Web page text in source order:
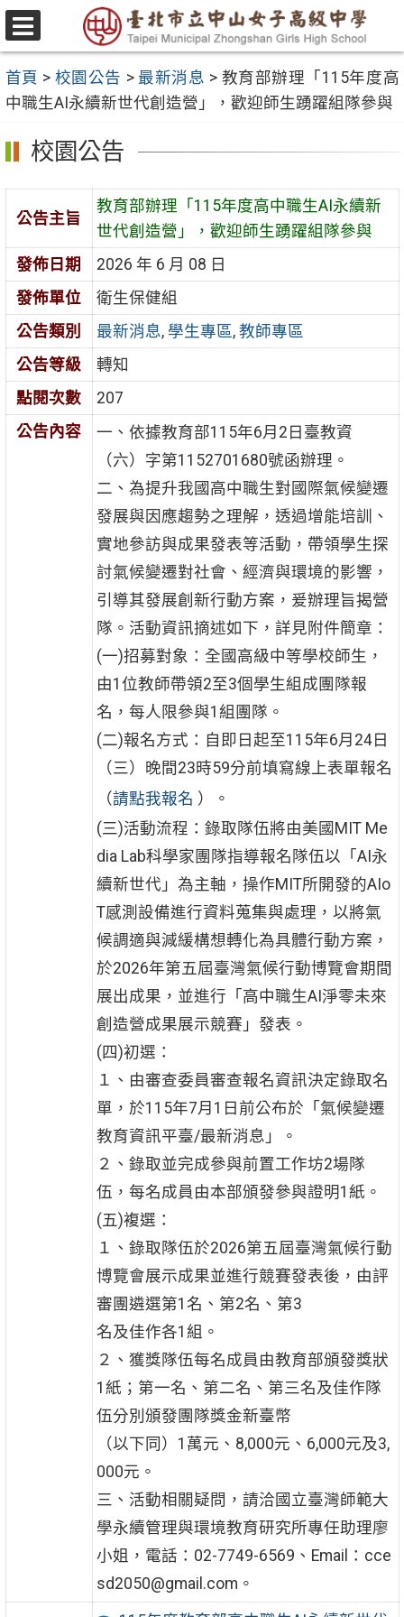
跳
至
要
內
容
區
選
單
首頁 > 校園公告 > 最新消息 > 教育部辦理「115年度高
中職生AI永續新世代創造營」，歡迎師生踴躍組隊參與
校園公告
公告主旨
教育部辦理「115年度高中職生AI永續新
世代創造營」，歡迎師生踴躍組隊參與
發佈日期
2026 年 6 月 08 日
發佈單位
衛生保健組
公告類別
最新消息, 學生專區, 教師專區
公告等級
轉知
點閱次數
207
公告內容
一、依據教育部115年6月2日臺教資
（六）字第1152701680號函辦理。
二、為提升我國高中職生對國際氣候變遷
發展與因應趨勢之理解，透過增能培訓、
實地參訪與成果發表等活動，帶領學生探
討氣候變遷對社會、經濟與環境的影響，
引導其發展創新行動方案，爰辦理旨揭營
隊。活動資訊摘述如下，詳見附件簡章：
(一)招募對象：全國高級中等學校師生，
由1位教師帶領2至3個學生組成團隊報
名，每人限參與1組團隊。
(二)報名方式：自即日起至115年6月24日
（三）晚間23時59分前填寫線上表單報名
（請點我報名 ）。
(三)活動流程：錄取隊伍將由美國MIT Me
dia Lab科學家團隊指導報名隊伍以「AI永
續新世代」為主軸，操作MIT所開發的AIo
T感測設備進行資料蒐集與處理，以將氣
候調適與減緩構想轉化為具體行動方案，
於2026年第五屆臺灣氣候行動博覽會期間
展出成果，並進行「高中職生AI淨零未來
創造營成果展示競賽」發表。
(四)初選：
１、由審查委員審查報名資訊決定錄取名
單，於115年7月1日前公布於「氣候變遷
教育資訊平臺/最新消息」。
２、錄取並完成參與前置工作坊2場隊
伍，每名成員由本部頒發參與證明1紙。
(五)複選：
１、錄取隊伍於2026第五屆臺灣氣候行動
博覽會展示成果並進行競賽發表後，由評
審團遴選第1名、第2名、第3
名及佳作各1組。
２、獲獎隊伍每名成員由教育部頒發獎狀
1紙；第一名、第二名、第三名及佳作隊
伍分別頒發團隊獎金新臺幣
（以下同）1萬元、8,000元、6,000元及3,
000元。
三、活動相關疑問，請洽國立臺灣師範大
學永續管理與環境教育研究所專任助理廖
小姐，電話：02-7749-6569、Email：cce
sd2050@gmail.com。